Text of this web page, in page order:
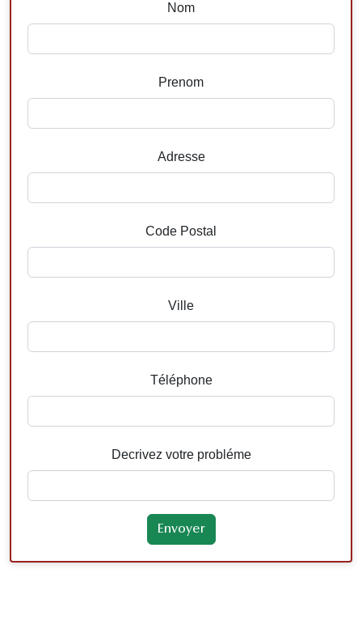
Nom
Prenom
Adresse
Code Postal
Ville
Téléphone
Decrivez votre probléme